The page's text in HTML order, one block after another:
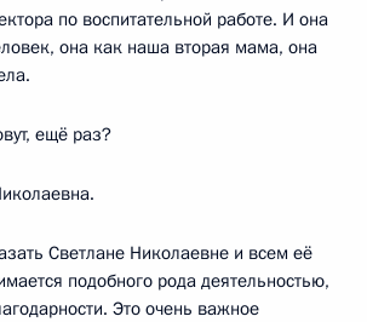
по воспитательной работе. И она
она как наша вторая мама, она
ещё раз?
Светлане Николаевне и всем её
подобного рода деятельностью,
Это очень важное